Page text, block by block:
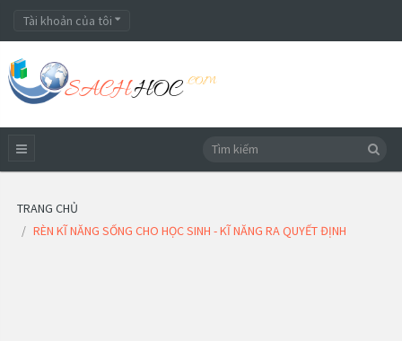
Tài khoản của tôi
TRANG CHỦ
RÈN KĨ NĂNG SỐNG CHO HỌC SINH - KĨ NĂNG RA QUYẾT ĐỊNH